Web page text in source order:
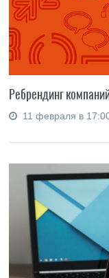
Ребрендинг
11 февраля в